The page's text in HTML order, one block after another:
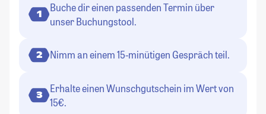
1
Buche dir einen passenden Termin über
unser Buchungstool.
2 Nimm an einem 15-minütigen Gespräch teil.
3
Erhalte einen Wunschgutschein im Wert von
15€.